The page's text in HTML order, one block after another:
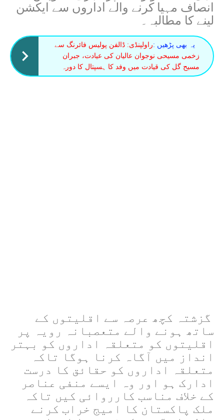
انصاف مہیا کرنے والے اداروں سے ایکشن
لینے کا مطالبہ۔
یہ بھی پڑھیں :راولپنڈی: ڈالفن پولیس فائرنگ سے
زخمی مسیحی نوجوان عالیان کی عیادت، جبران
مسیح گل کی قیادت میں وفد کا ہسپتال کا دورہ
گزشتہ کچھ عرصہ سے اقلیتوں کے
ساتھ ہونے والے متعصبانہ رویہ پر
اقلیتوں کو متعلقہ اداروں کو بہتر
انداز میں آگاہ کرنا ہوگا تاکہ
متعلقہ اداروں کو حقائق کا درست
ادارک ہو اور وہ ایسے منفی عناصر
کے خلاف مناسب کارروائی کیں تاکہ
ملک پاکستان کا امیج خراب کرنے